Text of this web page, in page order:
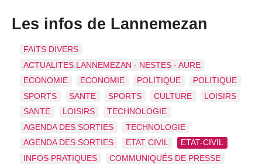
Les infos de Lannemezan
FAITS DIVERS
ACTUALITES LANNEMEZAN - NESTES - AURE
ECONOMIE
ECONOMIE POLITIQUE
POLITIQUE
SPORTS
SANTE SPORTS CULTURE
LOISIRS
SANTE
LOISIRS
TECHNOLOGIE
AGENDA DES SORTIES
TECHNOLOGIE
AGENDA DES SORTIES
ETAT CIVIL
ETAT-CIVIL
INFOS PRATIQUES
COMMUNIQUÉS DE PRESSE